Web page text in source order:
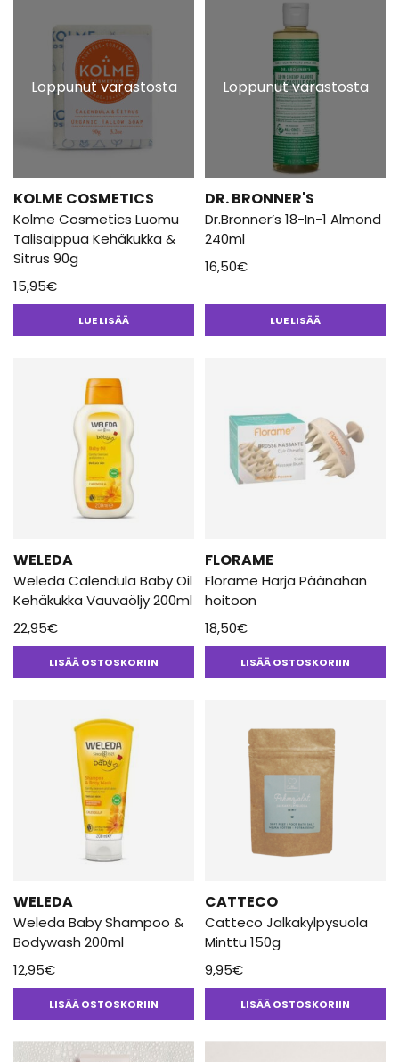
Loppunut varastosta
KOLME COSMETICS
Kolme Cosmetics Luomu
Talisaippua Kehäkukka &
Sitrus 90g
15,95€
LUE LISÄÄ
Loppunut varastosta
DR. BRONNER'S
Dr.Bronner’s 18-In-1 Almond
240ml
16,50€
LUE LISÄÄ
WELEDA
Weleda Calendula Baby Oil
Kehäkukka Vauvaöljy 200ml
22,95€
LISÄÄ OSTOSKORIIN
FLORAME
Florame Harja Päänahan
hoitoon
18,50€
LISÄÄ OSTOSKORIIN
WELEDA
Weleda Baby Shampoo &
Bodywash 200ml
12,95€
LISÄÄ OSTOSKORIIN
CATTECO
Catteco Jalkakylpysuola
Minttu 150g
9,95€
LISÄÄ OSTOSKORIIN